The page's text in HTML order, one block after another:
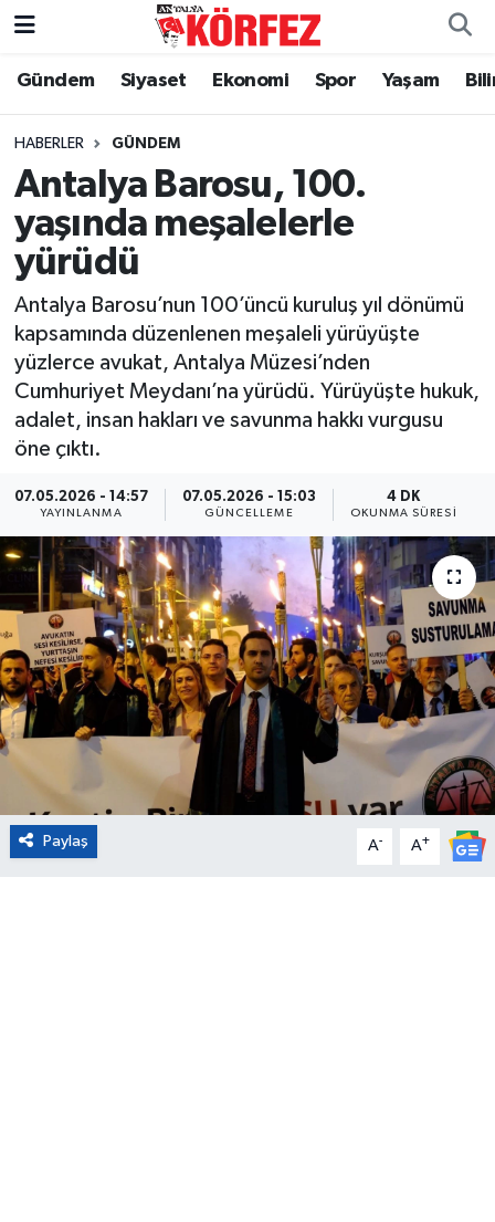
Gündem Siyaset Ekonomi Spor Yaşam
HABERLER GÜNDEM
Antalya Barosu, 100.
yaşında meşalelerle
yürüdü
Antalya Barosu’nun 100’üncü kuruluş yıl dönümü
kapsamında düzenlenen meşaleli yürüyüşte
yüzlerce avukat, Antalya Müzesi’nden
Cumhuriyet Meydanı’na yürüdü. Yürüyüşte hukuk,
adalet, insan hakları ve savunma hakkı vurgusu
öne çıktı.
07.05.2026 - 14:57
YAYINLANMA
07.05.2026 - 15:03
GÜNCELLEME
4 DK
OKUNMA SÜRESI
Paylaş A- A+
Gündem
Siyaset
Yerel Yönetim
Ekonomi
Spor
Yaşam
Asayiş
Eğitim
Sağlık
Magazin
Turizm
Çevre
Kültür ve Sanat
Nöbetçi Eczaneler
Hava Durumu
Trafik Durumu
Süper Lig Puan Durumu ve Fikstür
Tüm Manşetler
Son Dakika Haberleri
Haber Arşivi